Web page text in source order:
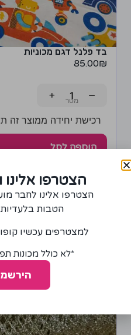
בד פלנל דגם מכוניות
85.00₪
−
+
רכישת יחידה ממוצר זה תצברו 4
הוספה לסל
הצטרפו אלינו
הצטרפו אלינו לחבר
הטבות
למצטרפים עכשיו קופון
*לא כולל מכונות